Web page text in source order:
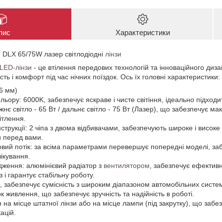
Характеристики
65/75W лазер світлодіодні лінзи
LED-лінзи - це втілення передових технологій та інноваційного
і комфорт під час нічних поїздок. Ось їх головні характеристики:
мм)
6000K, забезпечує яскраве і чисте світіння, ідеально
світло - 65 Вт / дальнє світло - 75 Вт (Лазер), що забезпечує
2 чіпа з двома відбивачами, забезпечують широке і
перед вами.
потік: за всіма параметрами перевершує попередні моделі,
алюмінієвий радіатор з вентилятором, забезпечує
і гарантує стабільну роботу.
сумісність з широким діапазоном автомобільних
живлення, що забезпечує зручність та надійність в роботі.
місце штатної лінзи або на місце лампи (під закрутку), що